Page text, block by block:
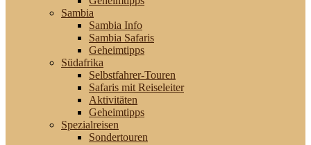
Sambia
Sambia Info
Sambia Safaris
Geheimtipps
Südafrika
Selbstfahrer-Touren
Safaris mit Reiseleiter
Aktivitäten
Geheimtipps
Spezialreisen
Sondertouren